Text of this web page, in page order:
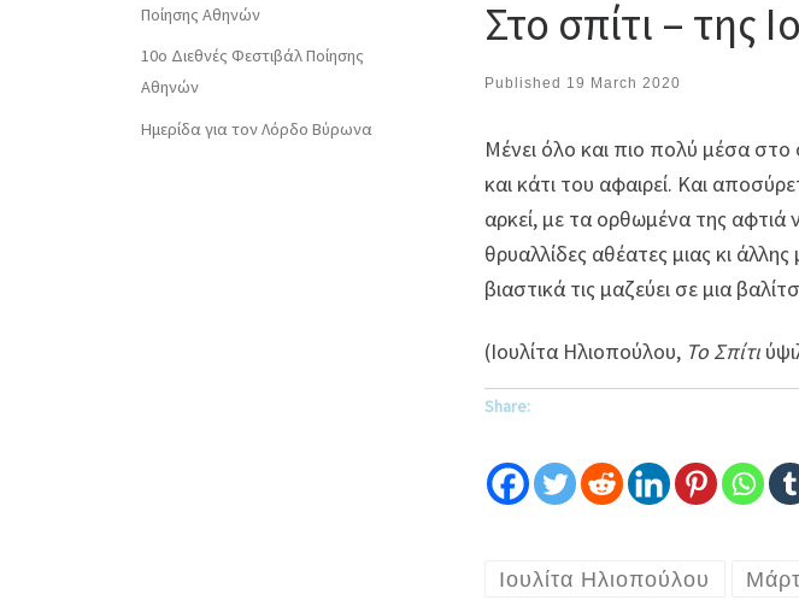
Στο σπίτι – της
Published 19 March 2020
Μένει όλο και πιο πολύ μέσα
και κάτι του αφαιρεί. Και
αρκεί, με τα ορθωμένα της
θρυαλλίδες αθέατες μιας κι
βιαστικά τις μαζεύει σε μια
(Ιουλίτα Ηλιοπούλου, Το Σπίτι
Share:
Ιουλίτα Ηλιοπούλου
Ποίησης Αθηνών
10o Διεθνές Φεστιβάλ Ποίησης
Αθηνών
Ημερίδα για τον Λόρδο Βύρωνα